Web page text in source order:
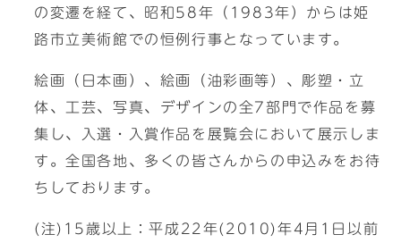
の変遷を経て、昭和58年（1983年）からは姫
路市立美術館での恒例行事となっています。
絵画（日本画）、絵画（油彩画等）、彫塑・立
体、工芸、写真、デザインの全7部門で作品を募
集し、入選・入賞作品を展覧会において展示しま
す。全国各地、多くの皆さんからの申込みをお待
ちしております。
(注)15歳以上：平成22年(2010)年4月1日以前